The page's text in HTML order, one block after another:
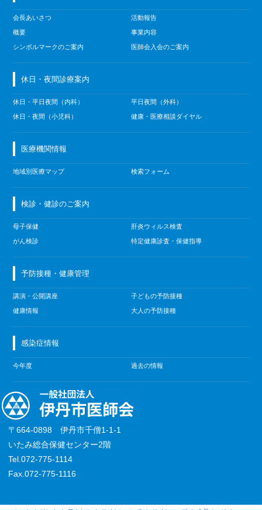
会長あいさつ
概要
シンボルマークのご案内
活動報告
事業内容
医師会入会のご案内
休日・夜間診療案内
休日・平日夜間（内科）
休日・夜間（小児科）
平日夜間（外科）
健康・医療相談ダイヤル
医療機関情報
地域別医療マップ 検索フォーム
検診・健診のご案内
母子保健
がん検診
肝炎ウィルス検査
特定健康診査・保健指導
予防接種・健康管理
講演・公開講座
健康情報
子どもの予防接種
大人の予防接種
感染症情報
今年度 過去の情報
〒664-0898 伊丹市千僧1-1-1
いたみ総合保健センター2階
Tel.072-775-1114
Fax.072-775-1116